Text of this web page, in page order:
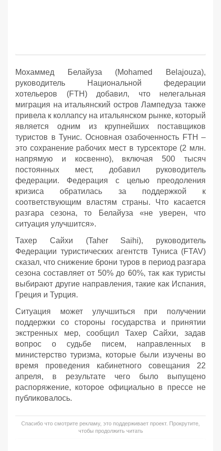
Мохаммед Белайуза (Mohamed Belajouza),
руководитель Национальной федерации
хотельеров (FTH) добавил, что нелегальная
миграция на итальянский остров Лампедуза также
привела к коллапсу на итальянском рынке, который
является одним из крупнейших поставщиков
туристов в Тунис. Основная озабоченность FTH –
это сохранение рабочих мест в турсекторе (2 млн.
напрямую и косвенно), включая 500 тысяч
постоянных мест, добавил руководитель
федерации. Федерация с целью преодоления
кризиса обратилась за поддержкой к
соответствующим властям страны. Что касается
разгара сезона, то Белайуза «не уверен, что
ситуация улучшится».
Тахер Сайхи (Taher Saihi), руководитель
Федерации туристических агентств Туниса (FTAV)
сказал, что снижение брони туров в период разгара
сезона составляет от 50% до 60%, так как туристы
выбирают другие направления, такие как Испания,
Греция и Турция.
Ситуация может улучшиться при получении
поддержки со стороны государства и принятии
экстренных мер, сообщил Тахер Сайхи, задав
вопрос о судьбе писем, направленных в
министерство туризма, которые были изучены во
время проведения кабинетного совещания 22
апреля, в результате чего было выпущено
распоряжение, которое официально в прессе не
публиковалось.
Спасибо что смотрите рекламу, это поддерживает проект. Прокрутите,
чтобы продолжить читать